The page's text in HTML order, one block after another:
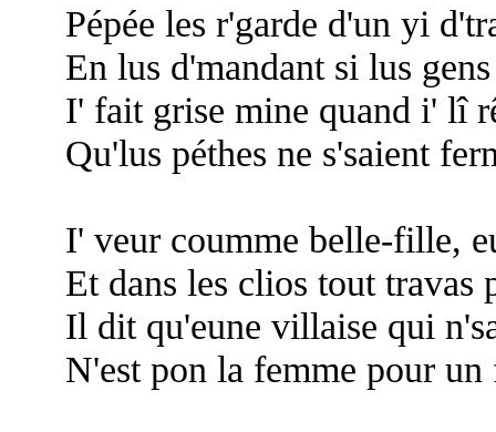
Pépée les r'garde d'un yi
En lus d'mandant si lus
I' fait grise mine quand i' lî
Qu'lus péthes ne s'saient
I' veur coumme belle-fille,
Et dans les clios tout travas
Il dit qu'eune villaise qui
N'est pon la femme pour